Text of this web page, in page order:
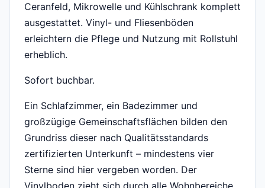
Ceranfeld, Mikrowelle und Kühlschrank komplett
ausgestattet. Vinyl- und Fliesenböden
erleichtern die Pflege und Nutzung mit Rollstuhl
erheblich.
Sofort buchbar.
Ein Schlafzimmer, ein Badezimmer und
großzügige Gemeinschaftsflächen bilden den
Grundriss dieser nach Qualitätsstandards
zertifizierten Unterkunft – mindestens vier
Sterne sind hier vergeben worden. Der